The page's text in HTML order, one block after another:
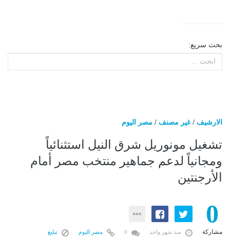
بحث سريع:
الارشيف /غير مصنف / مصر اليوم
تشغيل مونوريل شرق النيل استثنائياً
ومجانياً لدعم جماهير منتخب مصر أمام
الأرجنتين
0
مشاركة منذ شهر واحد مصر اليوم تبليغ